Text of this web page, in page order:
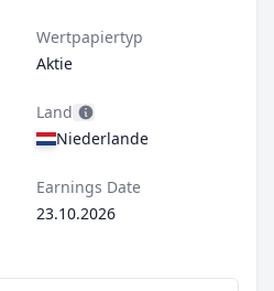
Wertpapiertyp
Aktie
Land
Niederlande
Earnings Date
23.10.2026